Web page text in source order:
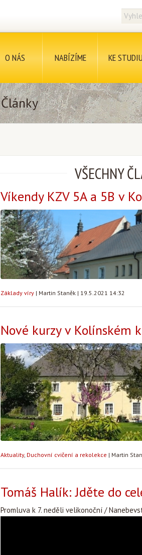
O NÁS NABÍZÍME KE STUDIU
Články
VŠECHNY
Víkendy KZV 5A a 5B v
Základy víry | Martin Staněk | 19.5.2021 14:32
Nové kurzy v Kolínském
Aktuality, Duchovní cvičení a rekolekce | Martin
Tomáš Halík: Jděte do
Promluva k 7. neděli velikonoční /